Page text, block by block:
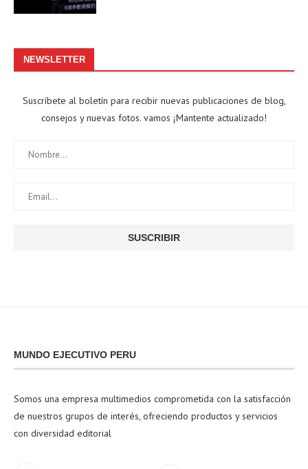
NEWSLETTER
Suscríbete al boletín para recibir nuevas publicaciones de blog,
consejos y nuevas fotos. vamos ¡Mantente actualizado!
MUNDO EJECUTIVO PERU
Somos una empresa multimedios comprometida con la satisfacción
de nuestros grupos de interés, ofreciendo productos y servicios
con diversidad editorial